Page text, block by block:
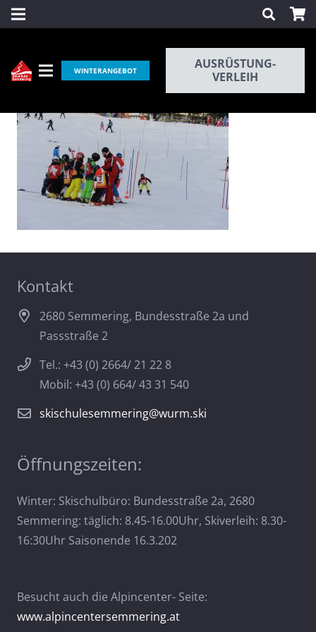
WINTERANGEBOT
AUSRÜSTUNG-
VERLEIH
Kontakt
2680 Semmering, Bundesstraße 2a und
Passstraße 2
Tel.: +43 (0) 2664/ 21 22 8
Mobil: +43 (0) 664/ 43 31 540
skischulesemmering@wurm.ski
Öffnungszeiten:
Winter: Skischulbüro: Bundesstraße 2a, 2680
Semmering: täglich: 8.45-16.00Uhr, Skiverleih: 8.30-
16:30Uhr Saisonende 16.3.202
Besucht auch die Alpincenter- Seite:
www.alpincentersemmering.at